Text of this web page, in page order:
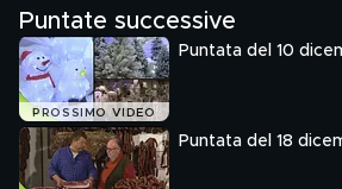
Puntate successive
PROSSIMO VIDEO
Puntata del 10
Puntata del 18